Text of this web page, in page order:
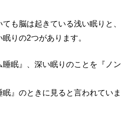
も脳は起きている浅い眠りと、
りの2つがあります。
眠』、深い眠りのことを『ノン
』のときに見ると言われていま